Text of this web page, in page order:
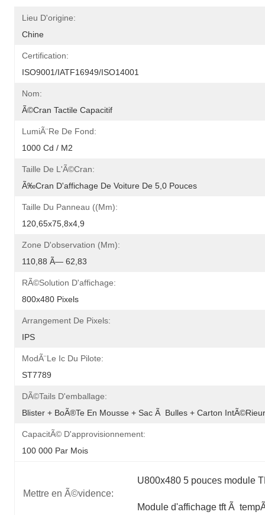
Lieu D'origine:
Chine
Certification:
ISO9001/IATF16949/ISO14001
Nom:
Ã©cran Tactile Capacitif
LumiÃ¨re De Fond:
1000 Cd / M2
Taille De L'Ã©cran:
Ã‰cran D'affichage De Voiture De 5,0 Pouces
Taille Du Panneau ((mm):
120,65x75,8x4,9
Zone D'observation (mm):
110,88 Ã— 62,83
RÃ©solution D'affichage:
800x480 Pixels
Arrangement De Pixels:
IPS
ModÃ¨le Ic Du Pilote:
ST7789
DÃ©tails D'emballage:
Blister + BoÃ®te En Mousse + Sac Ã  Bulles + Carton
CapacitÃ© D'approvisionnement:
100 000 Par Mois
Mettre en Ã©vidence:
U800x480 5 pouces module
Module d'affichage tft Ã